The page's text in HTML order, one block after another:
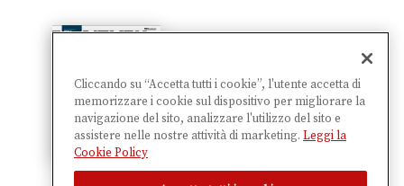
Factory
28,00€
Cliccando su “Accetta tutti i cookie”, l'utente accetta di
memorizzare i cookie sul dispositivo per migliorare la
navigazione del sito, analizzare l'utilizzo del sito e
assistere nelle nostre attività di marketing. Leggi la
Cookie Policy